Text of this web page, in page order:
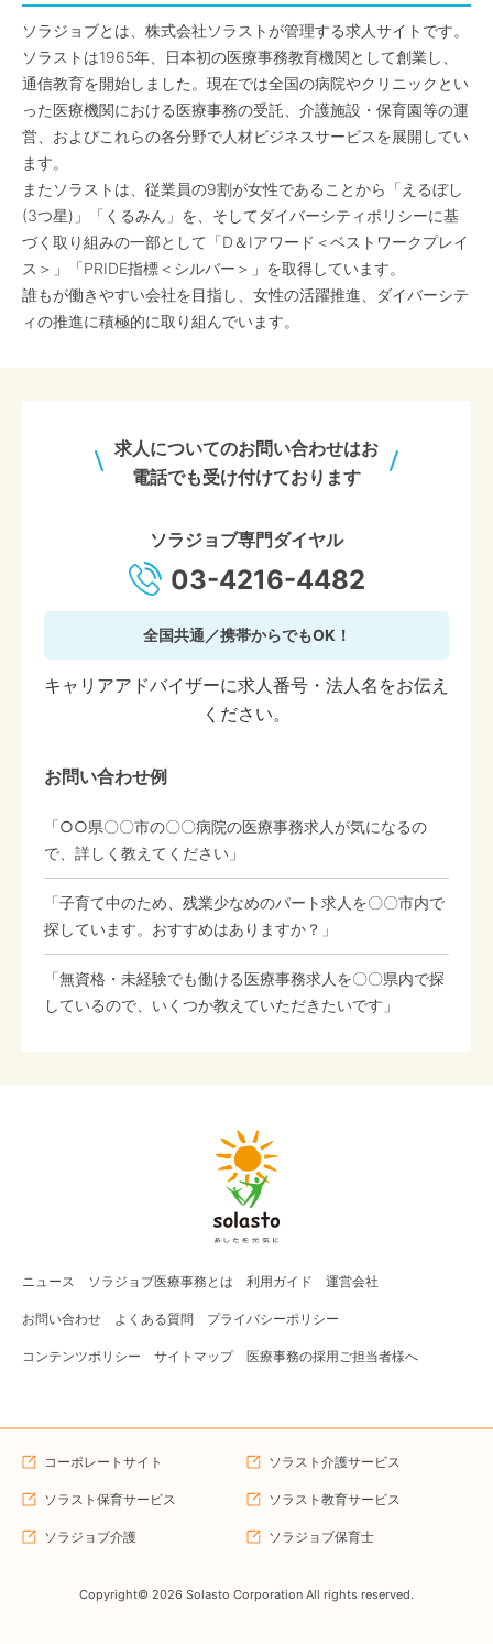
ソラジョブとは、株式会社ソラストが管理する求人サイトです。
ソラストは1965年、日本初の医療事務教育機関として創業し、
通信教育を開始しました。現在では全国の病院やクリニックとい
った医療機関における医療事務の受託、介護施設・保育園等の運
営、およびこれらの各分野で人材ビジネスサービスを展開してい
ます。
またソラストは、従業員の9割が女性であることから「えるぼし
(3つ星)」「くるみん」を、そしてダイバーシティポリシーに基
づく取り組みの一部として「D＆Iアワード＜ベストワークプレイ
ス＞」「PRIDE指標＜シルバー＞」を取得しています。
誰もが働きやすい会社を目指し、女性の活躍推進、ダイバーシテ
ィの推進に積極的に取り組んでいます。
求人についてのお問い合わせはお
電話でも受け付けております
ソラジョブ専門ダイヤル
03-4216-4482
全国共通／携帯からでもOK！
キャリアアドバイザーに求人番号・法人名をお伝え
ください。
お問い合わせ例
「○○県〇〇市の〇〇病院の医療事務求人が気になるの
で、詳しく教えてください」
「子育て中のため、残業少なめのパート求人を〇〇市内で
探しています。おすすめはありますか？」
「無資格・未経験でも働ける医療事務求人を〇〇県内で探
しているので、いくつか教えていただきたいです」
ニュース ソラジョブ医療事務 とは 利用ガイド 運営会社
お問い合わせ よくある質問 プライバシーポリシー
コンテンツポリシー サイトマップ 医療事務の採用ご担当者様へ
コーポレートサイト ソラスト介護サービス
ソラスト保育サービス ソラスト教育サービス
ソラジョブ介護 ソラジョブ保育士
Copyright© 2026 Solasto Corporation All rights reserved.